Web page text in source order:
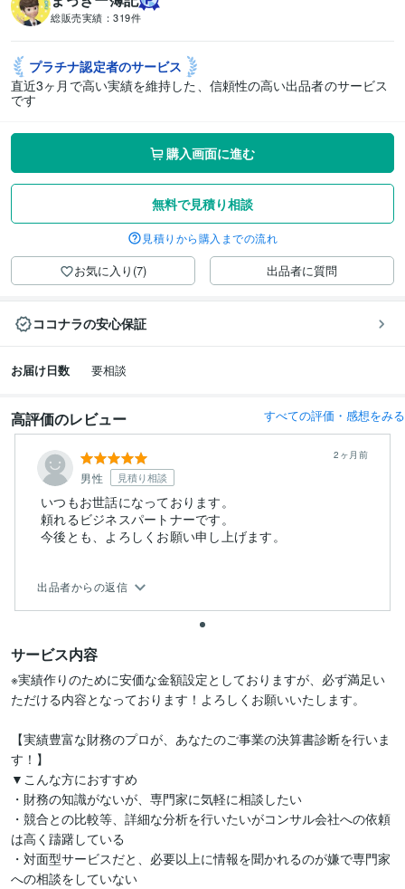
総販売実績： 319件
プラチナ認定者のサービス
直近3ヶ月で高い実績を維持した、信頼性の高い出品者のサービス
です
購入画面に進む
無料で見積り相談
見積りから購入までの流れ
お気に入り(7) 出品者に質問
ココナラの安心保証
お届け日数 要相談
高評価のレビュー すべての評価・感想をみる
男性 見積り相談
2ヶ月前
いつもお世話になっております。
頼れるビジネスパートナーです。
今後とも、よろしくお願い申し上げます。
出品者からの返信
サービス内容
※実績作りのために安価な金額設定としておりますが、必ず満足い
ただける内容となっております！よろしくお願いいたします。
【実績豊富な財務のプロが、あなたのご事業の決算書診断を行いま
す！】
▼こんな方におすすめ
・財務の知識がないが、専門家に気軽に相談したい
・競合との比較等、詳細な分析を行いたいがコンサル会社への依頼
は高く躊躇している
・対面型サービスだと、必要以上に情報を聞かれるのが嫌で専門家
への相談をしていない